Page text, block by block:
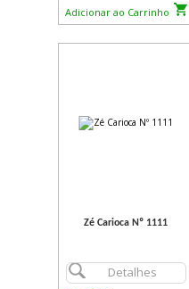
Adicionar ao Carrinho
Zé Carioca Nº 1111
Detalhes